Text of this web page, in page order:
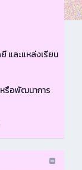
และแหล่งเรียน
หรือพัฒนาการ